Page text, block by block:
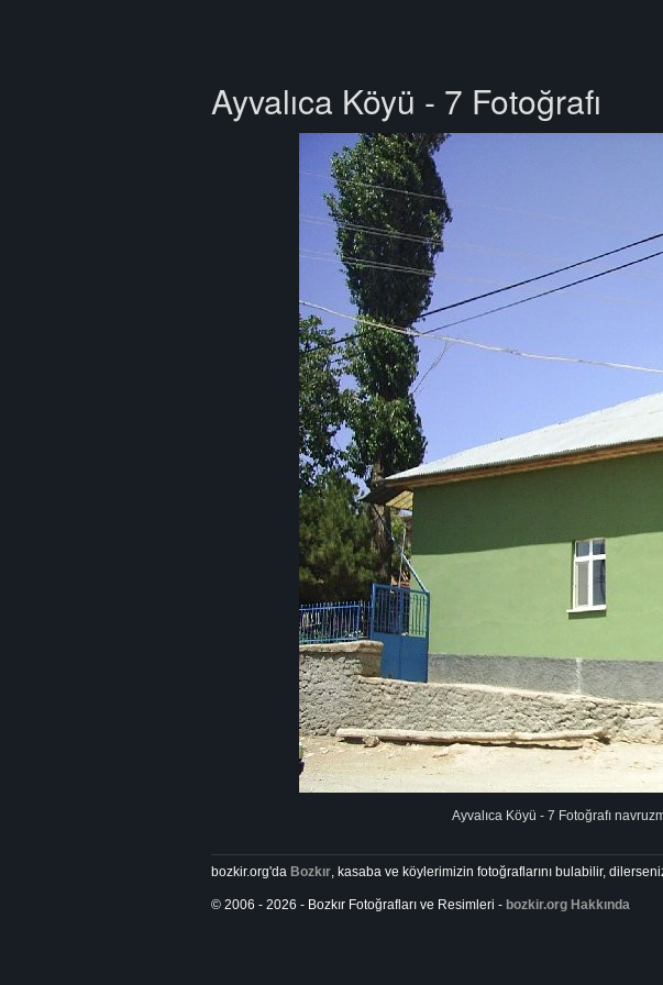
Ayvalıca Köyü - 7 Fotoğrafı
Ayvalıca Köyü - 7 Fotoğrafı
bozkir.org'da Bozkır, kasaba ve köylerimizin fotoğraflarını bulabilir,
© 2006 - 2026 - Bozkır Fotoğrafları ve Resimleri - bozkir.org Hakkında